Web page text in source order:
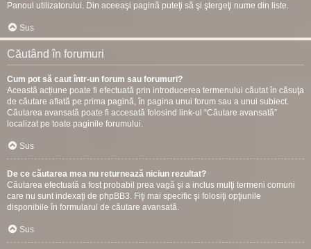
Panoul utilizatorului. Din aceeaşi pagină puteţi să şi ştergeţi nume din liste.
Sus
Căutând în forumuri
Cum pot să caut într-un forum sau forumuri?
Această acțiune poate fi efectuată prin introducerea termenului căutat în căsuţa
de căutare aflată pe prima pagină, în pagina unui forum sau a unui subiect.
Căutarea avansată poate fi accesată folosind link-ul “Căutare avansată”
localizat pe toate paginile forumului.
Sus
De ce căutarea mea nu returnează niciun rezultat?
Căutarea efectuată a fost probabil prea vagă şi a inclus mulţi termeni comuni
care nu sunt indexaţi de phpBB3. Fiţi mai specific şi folosiţi opţiunile
disponibile în formularul de căutare avansată.
Sus